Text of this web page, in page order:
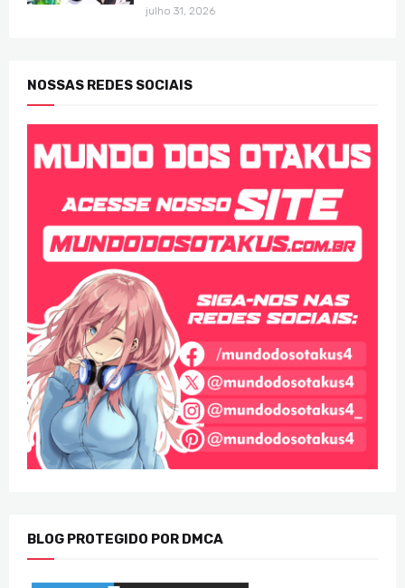
julho 31, 2026
NOSSAS REDES SOCIAIS
BLOG PROTEGIDO POR DMCA